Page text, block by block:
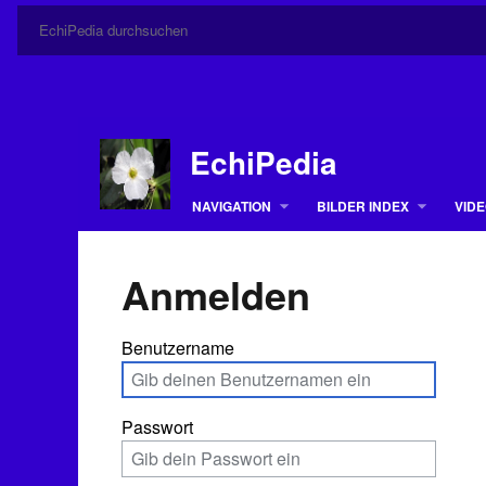
EchiPedia
NAVIGATION
BILDER INDEX
Anmelden
Benutzername
Passwort